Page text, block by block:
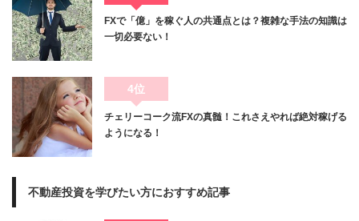
FXで「億」を稼ぐ人の共通点とは？複雑な手法の知識は
一切必要ない！
4位
チェリーコーク流FXの真髄！これさえやれば絶対稼げる
ようになる！
不動産投資を学びたい方におすすめ記事